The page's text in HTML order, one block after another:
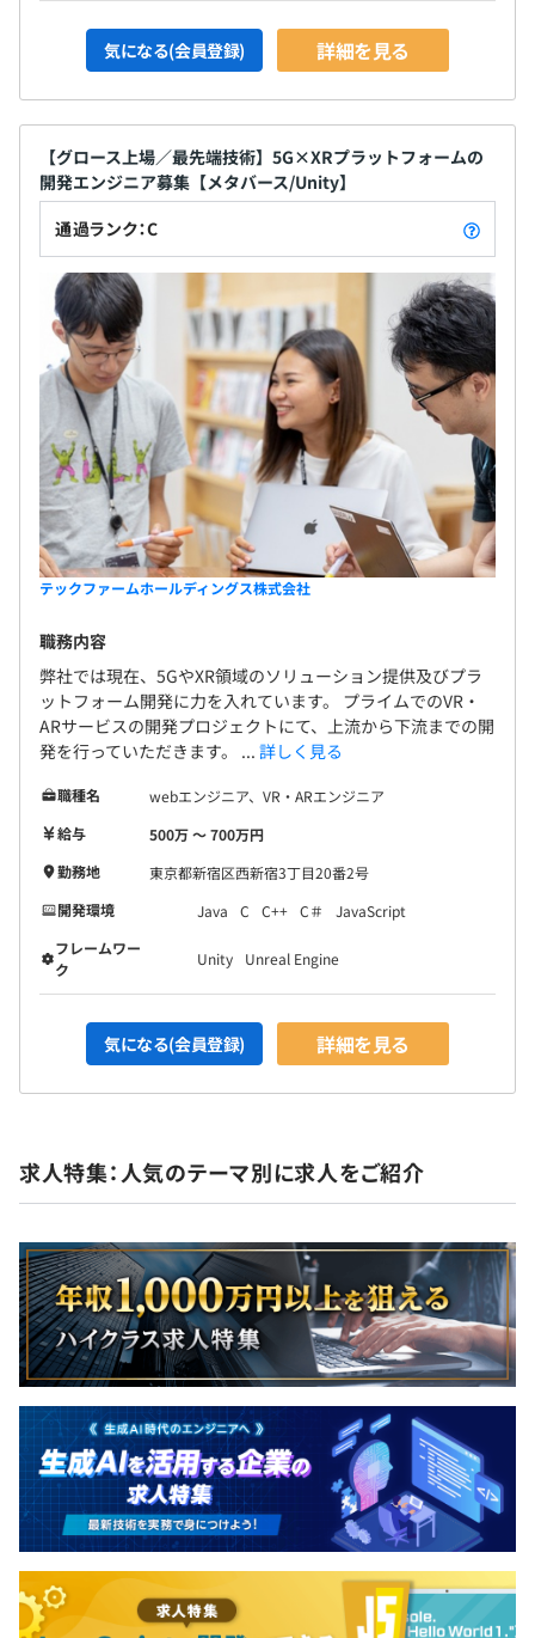
気になる(会員登録) 詳細を見る
【グロース上場／最先端技術】5G×XRプラットフォームの
開発エンジニア募集【メタバース/Unity】
通過ランク：C
テックファームホールディングス株式会社
職務内容
弊社では現在、5GやXR領域のソリューション提供及びプラ
ットフォーム開発に力を入れています。 プライムでのVR・
ARサービスの開発プロジェクトにて、上流から下流までの開
発を行っていただきます。 ... 詳しく見る
職種名
webエンジニア、VR・ARエンジニア
給与
500万 〜 700万円
勤務地
東京都新宿区西新宿3丁目20番2号
開発環境
Java C C++ C＃
JavaScript
フレームワー
ク
Unity Unreal Engine
気になる(会員登録) 詳細を見る
求人特集：人気のテーマ別に求人をご紹介